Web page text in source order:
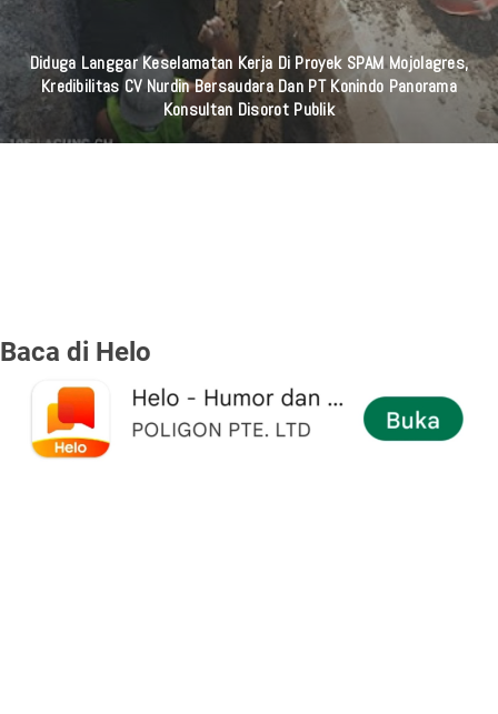
Diduga Langgar Keselamatan Kerja Di Proyek SPAM Mojolagres,
Kredibilitas CV Nurdin Bersaudara Dan PT Konindo Panorama
Konsultan Disorot Publik
Baca di Helo